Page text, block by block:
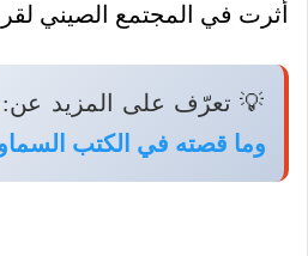
أثرت في المجتمع الصيني
💡 تعرّف على المزيد عن:
وما قصته في الكتب